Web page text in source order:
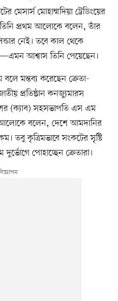
মেসার্স মোহাম্মদিয়া ট্রেডিংয়ের
প্রথম আলোকে বলেন, তাঁর
নেই। তবে কাল থেকে
আশ্বাস তিনি পেয়েছেন।
মন্তব্য করেছেন ক্রেতা-
প্রতিষ্ঠান কনজ্যুমারস
(ক্যাব) সহসভাপতি এস এম
আলোকে বলেন, দেশে আমদানির
তবু কৃত্রিমভাবে সংকটের সৃষ্টি
পোহাচ্ছেন ক্রেতারা।